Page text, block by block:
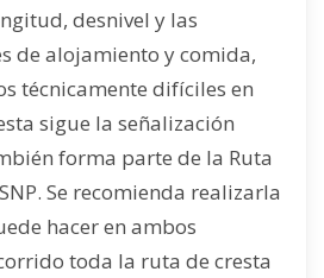
desnivel y las
de alojamiento y comida,
técnicamente difíciles en
sigue la señalización
forma parte de la Ruta
Se recomienda realizarla
hacer en ambos
toda la ruta de cresta